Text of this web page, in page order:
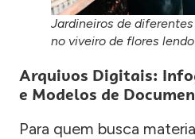
Jardineiros de
no viveiro de flores
Arquivos Digitais:
e Modelos de
Para quem busca